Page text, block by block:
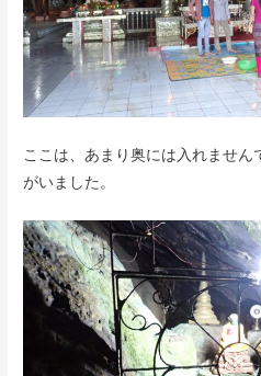
ここは、あまり奥には入れません
がいました。